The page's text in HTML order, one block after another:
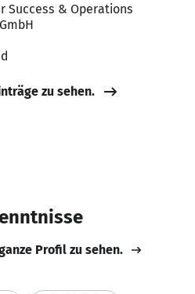
Success & Operations
zu sehen.
Profil zu sehen.